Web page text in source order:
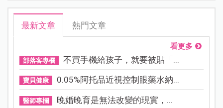
最新文章 熱門文章
看更多
部落客專欄 不買手機給孩子，就要被貼「...
寶貝健康 0.05%阿托品近視控制眼藥水納...
醫師專欄 晚婚晚育是無法改變的現實，...